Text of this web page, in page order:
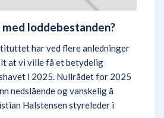
loddebestanden?
har ved flere anledninger
at vi ville få et betydelig
i 2025. Nullrådet for 2025
nedslående og vanskelig å
Halstensen styreleder i